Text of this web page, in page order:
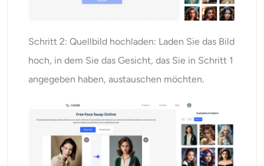
Schritt 2: Quellbild hochladen: Laden Sie das Bild
hoch, in dem Sie das Gesicht, das Sie in Schritt 1
angegeben haben, austauschen möchten.